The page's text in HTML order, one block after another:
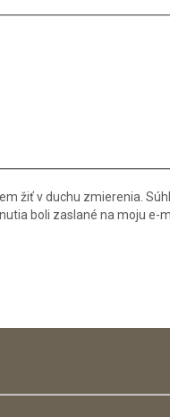
žiť v duchu zmierenia.
boli zaslané na moju e-